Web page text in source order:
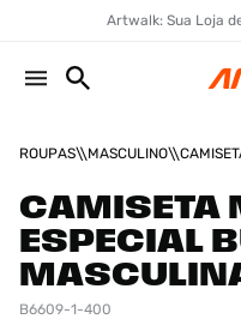
Artwalk: Sua Loja
ROUPAS MASCULINO
CAMISETA
ESPECIAL
B6609-1-400